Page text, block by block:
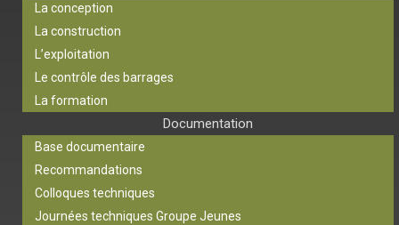
La conception
La construction
L’exploitation
Le contrôle des barrages
La formation
Documentation
Base documentaire
Recommandations
Colloques techniques
Journées techniques Groupe Jeunes